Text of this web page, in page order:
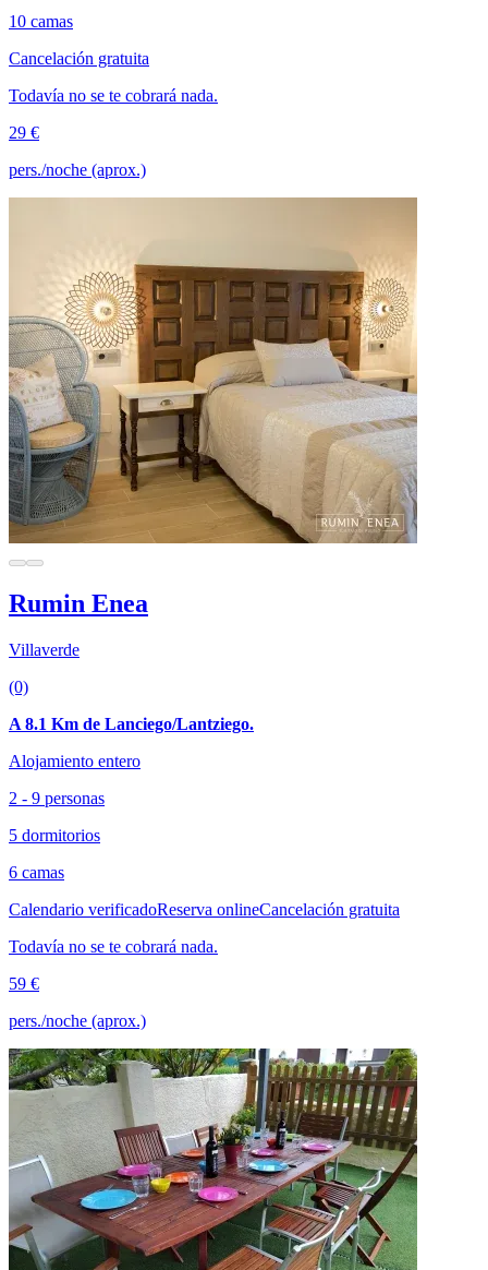
10 camas
Cancelación gratuita
Todavía no se te cobrará nada.
29 €
pers./noche (aprox.)
Rumin Enea
Villaverde
(0)
A 8.1 Km de Lanciego/Lantziego.
Alojamiento entero
2 - 9 personas
5 dormitorios
6 camas
Calendario verificadoReserva onlineCancelación gratuita
Todavía no se te cobrará nada.
59 €
pers./noche (aprox.)